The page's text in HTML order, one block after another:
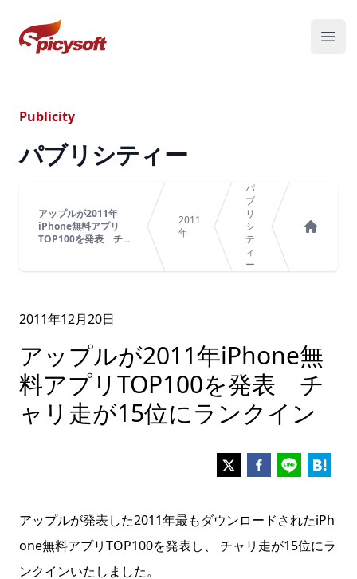
スパイシーソフト株式会社
メニ
Publicity
パブリシティー
アップルが2011年
iPhone無料アプリ
TOP100を発表 チ...
2011
年
パ
ブ
リ
シ
テ
ィ
ー
2011年12月20日
アップルが2011年iPhone無
料アプリTOP100を発表 チ
ャリ走が15位にランクイン
アップルが発表した2011年最もダウンロードされたiPh
one無料アプリTOP100を発表し、 チャリ走が15位にラ
ンクインいたしました。